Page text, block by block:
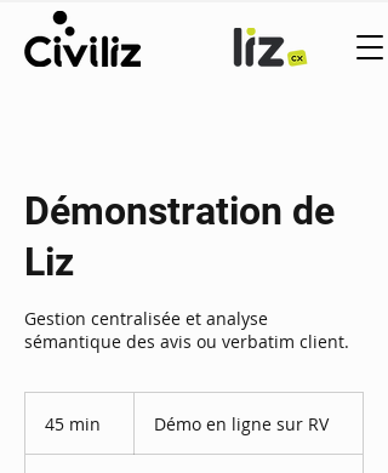
Démonstration de
Liz
Gestion centralisée et analyse
sémantique des avis ou verbatim client.
45 min
ligne
RV
Démo en ligne sur RV